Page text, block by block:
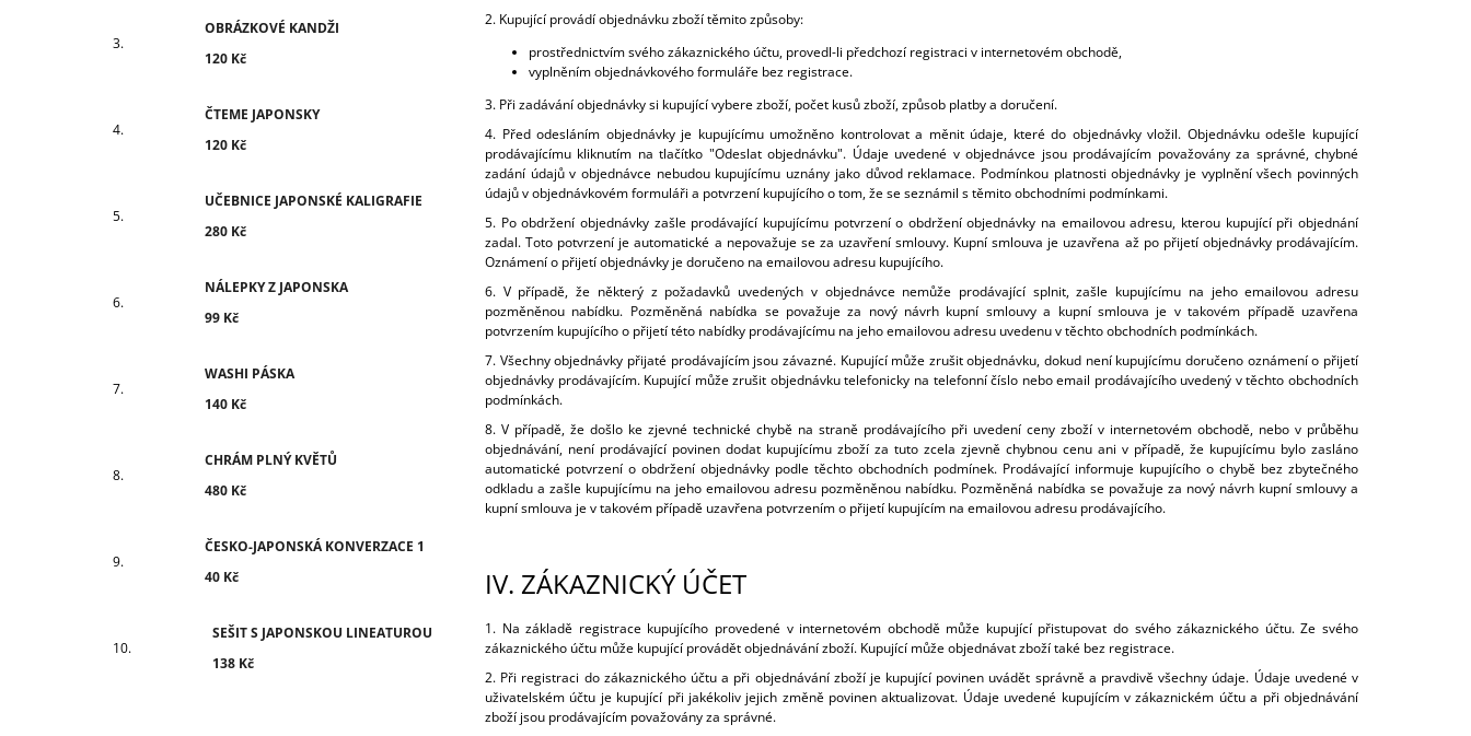
OBRÁZKOVÉ KANDŽI
120 Kč
ČTEME JAPONSKY
120 Kč
UČEBNICE JAPONSKÉ KALIGRAFIE
280 Kč
NÁLEPKY Z JAPONSKA
99 Kč
WASHI PÁSKA
140 Kč
CHRÁM PLNÝ KVĚTŮ
480 Kč
ČESKO-JAPONSKÁ KONVERZACE 1
40 Kč
SEŠIT S JAPONSKOU LINEATUROU
138 Kč
2. Kupující provádí objednávku zboží těmito způsoby:
prostřednictvím svého zákaznického účtu, provedl-li předchozí registraci v internetovém obchodě,
vyplněním objednávkového formuláře bez registrace.
3. Při zadávání objednávky si kupující vybere zboží, počet kusů zboží, způsob platby a doručení.
4. Před odesláním objednávky je kupujícímu umožněno kontrolovat a měnit údaje, které do objednávky vložil. Objednávku odešle kupující
prodávajícímu kliknutím na tlačítko "Odeslat objednávku". Údaje uvedené v objednávce jsou prodávajícím považovány za správné, chybné
zadání údajů v objednávce nebudou kupujícímu uznány jako důvod reklamace. Podmínkou platnosti objednávky je vyplnění všech povinných
údajů v objednávkovém formuláři a potvrzení kupujícího o tom, že se seznámil s těmito obchodními podmínkami.
5. Po obdržení objednávky zašle prodávající kupujícímu potvrzení o obdržení objednávky na emailovou adresu, kterou kupující při objednání
zadal. Toto potvrzení je automatické a nepovažuje se za uzavření smlouvy. Kupní smlouva je uzavřena až po přijetí objednávky prodávajícím.
Oznámení o přijetí objednávky je doručeno na emailovou adresu kupujícího.
6. V případě, že některý z požadavků uvedených v objednávce nemůže prodávající splnit, zašle kupujícímu na jeho emailovou adresu
pozměněnou nabídku. Pozměněná nabídka se považuje za nový návrh kupní smlouvy a kupní smlouva je v takovém případě uzavřena
potvrzením kupujícího o přijetí této nabídky prodávajícímu na jeho emailovou adresu uvedenu v těchto obchodních podmínkách.
7. Všechny objednávky přijaté prodávajícím jsou závazné. Kupující může zrušit objednávku, dokud není kupujícímu doručeno oznámení o přijetí
objednávky prodávajícím. Kupující může zrušit objednávku telefonicky na telefonní číslo nebo email prodávajícího uvedený v těchto obchodních
podmínkách.
8. V případě, že došlo ke zjevné technické chybě na straně prodávajícího při uvedení ceny zboží v internetovém obchodě, nebo v průběhu
objednávání, není prodávající povinen dodat kupujícímu zboží za tuto zcela zjevně chybnou cenu ani v případě, že kupujícímu bylo zasláno
automatické potvrzení o obdržení objednávky podle těchto obchodních podmínek. Prodávající informuje kupujícího o chybě bez zbytečného
odkladu a zašle kupujícímu na jeho emailovou adresu pozměněnou nabídku. Pozměněná nabídka se považuje za nový návrh kupní smlouvy a
kupní smlouva je v takovém případě uzavřena potvrzením o přijetí kupujícím na emailovou adresu prodávajícího.
IV. ZÁKAZNICKÝ ÚČET
1. Na základě registrace kupujícího provedené v internetovém obchodě může kupující přistupovat do svého zákaznického účtu. Ze svého
zákaznického účtu může kupující provádět objednávání zboží. Kupující může objednávat zboží také bez registrace.
2. Při registraci do zákaznického účtu a při objednávání zboží je kupující povinen uvádět správně a pravdivě všechny údaje. Údaje uvedené v
uživatelském účtu je kupující při jakékoliv jejich změně povinen aktualizovat. Údaje uvedené kupujícím v zákaznickém účtu a při objednávání
zboží jsou prodávajícím považovány za správné.